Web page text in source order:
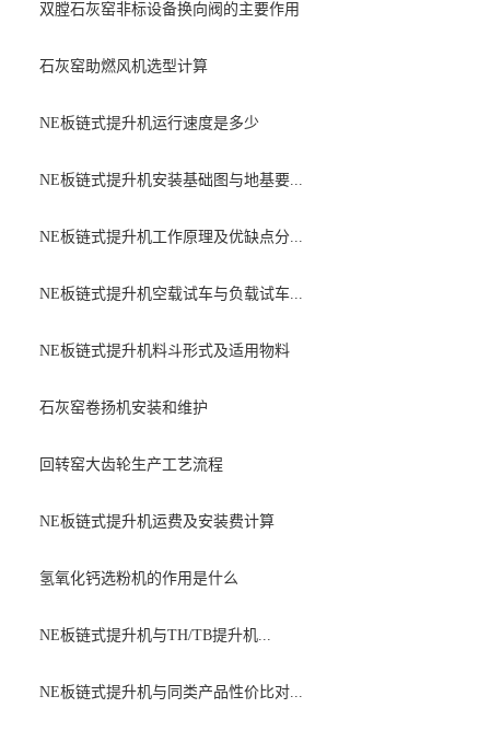
双膛石灰窑非标设备换向阀的主要作用
石灰窑助燃风机选型计算
NE板链式提升机运行速度是多少
NE板链式提升机安装基础图与地基要...
NE板链式提升机工作原理及优缺点分...
NE板链式提升机空载试车与负载试车...
NE板链式提升机料斗形式及适用物料
石灰窑卷扬机安装和维护
回转窑大齿轮生产工艺流程
NE板链式提升机运费及安装费计算
氢氧化钙选粉机的作用是什么
NE板链式提升机与TH/TB提升机...
NE板链式提升机与同类产品性价比对...